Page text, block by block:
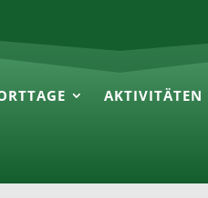
AKTIVITÄTEN